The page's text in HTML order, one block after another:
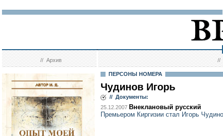
//Архив //
ПЕРСОНЫ НОМЕРА
Чудинов Игорь
// Документы:
25.12.2007 Внеклановый русский
Премьером Киргизии стал Игорь